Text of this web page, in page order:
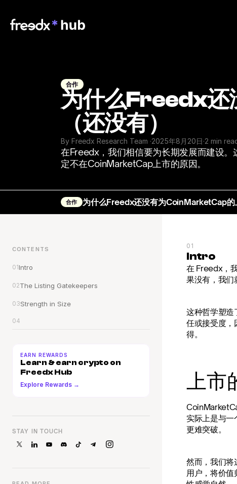
合作
为什么Freedx还
（还没有）
By Freedx Research Team ·2025年8月20日·2 min
在Freedx，我们相信要为长期发展而建设
定不在CoinMarketCap上市的原因。
合作 为什么Freedx还没有为CoinMarketCap的
CONTENTS
01Intro
02The Listing Gatekeepers
03Strength in Size
04
EARN REWARDS
Learn & earn crypto on
Freedx Hub
Explore Rewards →
STAY IN TOUCH
01
Intro
在 Freedx，
果没有，我们
这种哲学塑造
任或接受度，
得。
上市
实际上是与
更难突破。
然而，我们将
用户，将价